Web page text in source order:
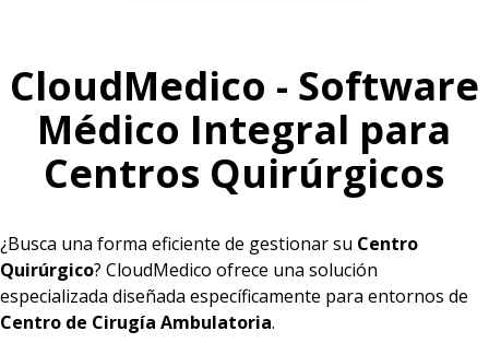
CloudMedico - Software
Médico Integral para
Centros Quirúrgicos
¿Busca una forma eficiente de gestionar su Centro
Quirúrgico? CloudMedico ofrece una solución
especializada diseñada específicamente para entornos de
Centro de Cirugía Ambulatoria.